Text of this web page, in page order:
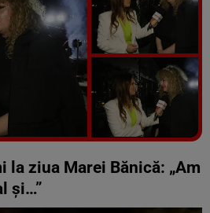
Vezi galeria foto
5 poze
la ziua Marei Bănică: „Am
și…”